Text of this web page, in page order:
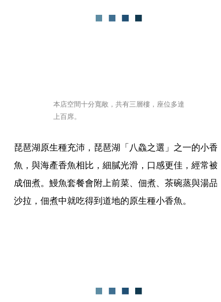
本店空間十分寬敞，共有三層樓，座位多達
上百席。
琵琶湖原生種充沛，琵琶湖「八鱻之選」之一的小香
魚，與海產香魚相比，細膩光滑，口感更佳，經常被
成佃煮。鰻魚套餐會附上前菜、佃煮、茶碗蒸與湯品
沙拉，佃煮中就吃得到道地的原生種小香魚。